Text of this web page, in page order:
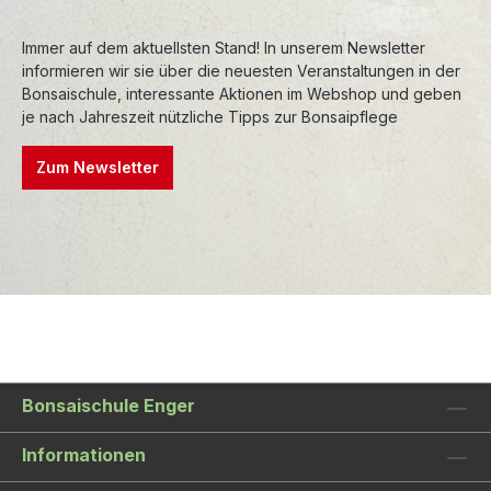
Immer auf dem aktuellsten Stand! In unserem Newsletter
informieren wir sie über die neuesten Veranstaltungen in der
Bonsaischule, interessante Aktionen im Webshop und geben
je nach Jahreszeit nützliche Tipps zur Bonsaipflege
Zum Newsletter
Bonsaischule Enger
Informationen